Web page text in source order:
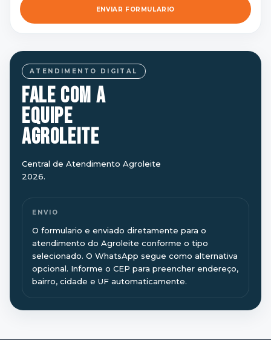
ATENDIMENTO DIGITAL
FALE COM A
EQUIPE
AGROLEITE
Central de Atendimento Agroleite
2026.
ENVIO
O formulario e enviado diretamente para o
atendimento do Agroleite conforme o tipo
selecionado. O WhatsApp segue como alternativa
opcional. Informe o CEP para preencher endereço,
bairro, cidade e UF automaticamente.
ENVIAR FORMULARIO